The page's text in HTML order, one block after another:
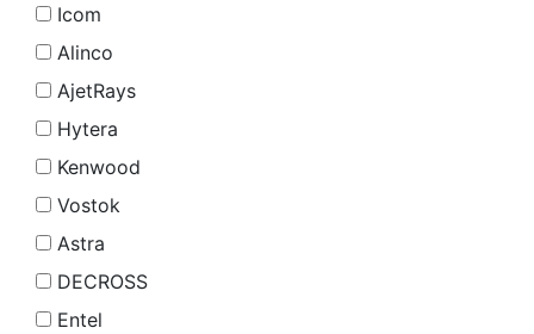
Icom
Alinco
AjetRays
Hytera
Kenwood
Vostok
Astra
DECROSS
Entel